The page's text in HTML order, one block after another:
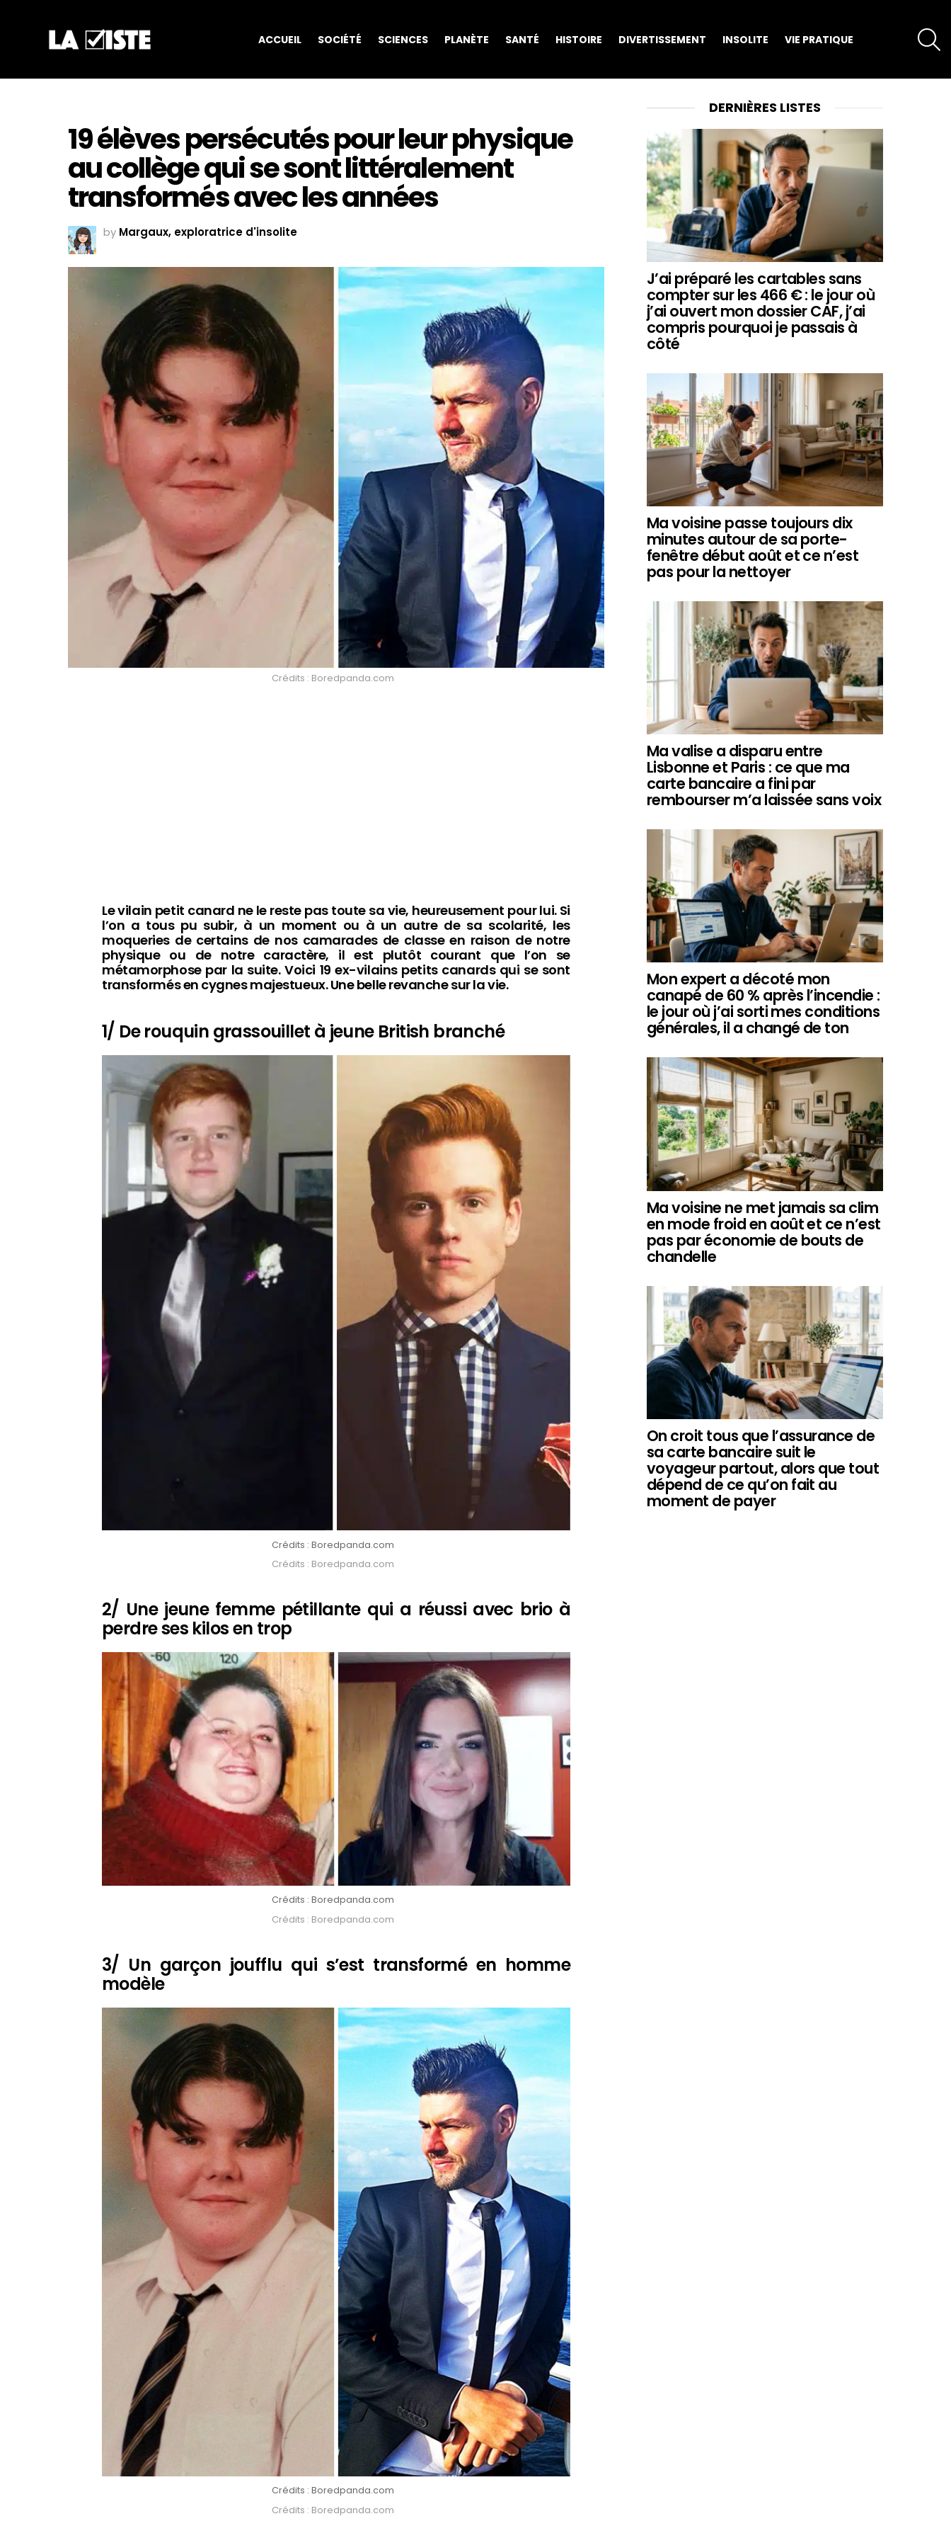
ACCUEIL SOCIÉTÉ SCIENCES PLANÈTE SANTÉ HISTOIRE DIVERTISSEMENT INSOLITE VIE PRATIQUE
19 élèves persécutés pour leur physique
au collège qui se sont littéralement
transformés avec les années
by Margaux, exploratrice d'insolite
Crédits : Boredpanda.com
Le vilain petit canard ne le reste pas toute sa vie, heureusement pour lui. Si
l’on a tous pu subir, à un moment ou à un autre de sa scolarité, les
moqueries de certains de nos camarades de classe en raison de notre
physique ou de notre caractère, il est plutôt courant que l’on se
métamorphose par la suite. Voici 19 ex-vilains petits canards qui se sont
transformés en cygnes majestueux. Une belle revanche sur la vie.
1/ De rouquin grassouillet à jeune British branché
Crédits : Boredpanda.com
Crédits : Boredpanda.com
2/ Une jeune femme pétillante qui a réussi avec brio à
perdre ses kilos en trop
Crédits : Boredpanda.com
Crédits : Boredpanda.com
3/ Un garçon joufflu qui s’est transformé en homme
modèle
Crédits : Boredpanda.com
Crédits : Boredpanda.com
DERNIÈRES LISTES
J’ai préparé les cartables sans
compter sur les 466 € : le jour où
j’ai ouvert mon dossier CAF, j’ai
compris pourquoi je passais à
côté
Ma voisine passe toujours dix
minutes autour de sa porte-
fenêtre début août et ce n’est
pas pour la nettoyer
Ma valise a disparu entre
Lisbonne et Paris : ce que ma
carte bancaire a fini par
rembourser m’a laissée sans voix
Mon expert a décoté mon
canapé de 60 % après l’incendie :
le jour où j’ai sorti mes conditions
générales, il a changé de ton
Ma voisine ne met jamais sa clim
en mode froid en août et ce n’est
pas par économie de bouts de
chandelle
On croit tous que l’assurance de
sa carte bancaire suit le
voyageur partout, alors que tout
dépend de ce qu’on fait au
moment de payer